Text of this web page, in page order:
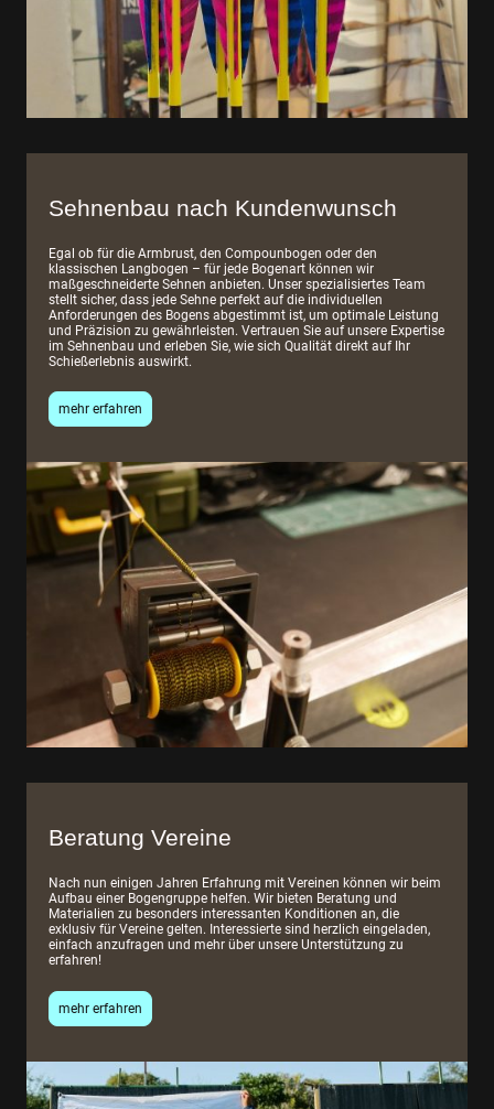
Sehnenbau nach Kundenwunsch
Egal ob für die Armbrust, den Compounbogen oder den
klassischen Langbogen – für jede Bogenart können wir
maßgeschneiderte Sehnen anbieten. Unser spezialisiertes Team
stellt sicher, dass jede Sehne perfekt auf die individuellen
Anforderungen des Bogens abgestimmt ist, um optimale Leistung
und Präzision zu gewährleisten. Vertrauen Sie auf unsere Expertise
im Sehnenbau und erleben Sie, wie sich Qualität direkt auf Ihr
Schießerlebnis auswirkt.
mehr erfahren
Beratung Vereine
Nach nun einigen Jahren Erfahrung mit Vereinen können wir beim
Aufbau einer Bogengruppe helfen. Wir bieten Beratung und
Materialien zu besonders interessanten Konditionen an, die
exklusiv für Vereine gelten. Interessierte sind herzlich eingeladen,
einfach anzufragen und mehr über unsere Unterstützung zu
erfahren!
mehr erfahren